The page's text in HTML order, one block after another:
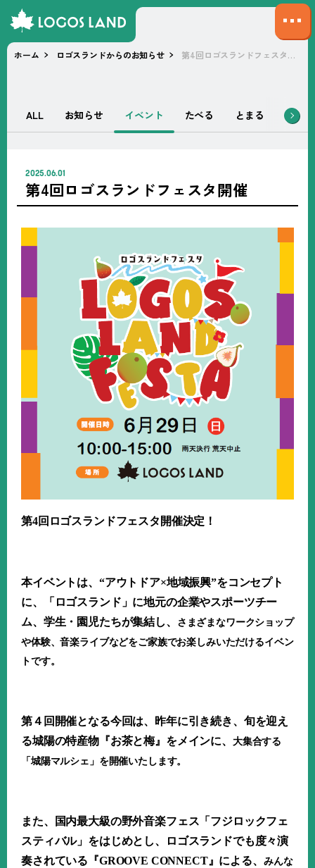
サ
イ
ト
プ
を
ホーム ロゴスランドからのお知らせ 第4回ロゴスランドフェスタ開催
ALL お知らせ イベント たべる とまる あそぶ
第4回ロゴスランドフェスタ開催
2025.06.01
第4回ロゴスランドフェスタ開催決定！
本イベントは、“アウトドア×地域振興”をコンセプト
に、「ロゴスランド」に地元の企業やスポーツチー
ム、学生・園児たちが集結し、
さまざまなワークショップ
や体験、音楽ライブなどをご家族でお楽しみいただけるイベン
トです。
第４回開催となる今回は、昨年に引き続き、旬を迎え
る城陽の特産物『お茶と梅』をメインに、 大集合する
「城陽マルシェ」を開催いたします。
また、国内最大級の野外音楽フェス「フジロックフェ
スティバル」をはじめとし、ロゴスランドでも度々演
奏されている『GROOVE CONNECT』による、 みんな